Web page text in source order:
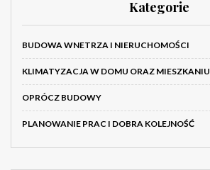
Kategorie
BUDOWA WNETRZA I NIERUCHOMOŚCI
KLIMATYZACJA W DOMU ORAZ MIESZKANIU
OPRÓCZ BUDOWY
PLANOWANIE PRAC I DOBRA KOLEJNOŚĆ